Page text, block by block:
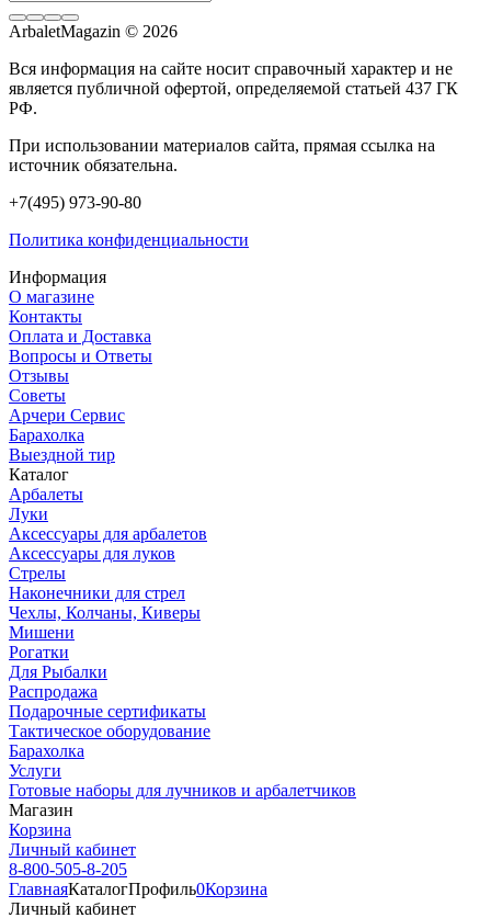
ArbaletMagazin © 2026
Вся информация на сайте носит справочный характер и не
является публичной офертой, определяемой статьей 437 ГК
РФ.
При использовании материалов сайта, прямая ссылка на
источник обязательна.
+7(495) 973-90-80
Политика конфиденциальности
Информация
О магазине
Контакты
Оплата и Доставка
Вопросы и Ответы
Отзывы
Советы
Арчери Сервис
Барахолка
Выездной тир
Каталог
Арбалеты
Луки
Аксессуары для арбалетов
Аксессуары для луков
Стрелы
Наконечники для стрел
Чехлы, Колчаны, Киверы
Мишени
Рогатки
Для Рыбалки
Распродажа
Подарочные сертификаты
Тактическое оборудование
Барахолка
Услуги
Готовые наборы для лучников и арбалетчиков
Магазин
Корзина
Личный кабинет
8-800-505-8-205
ГлавнаяКаталогПрофиль0Корзина
Личный кабинет